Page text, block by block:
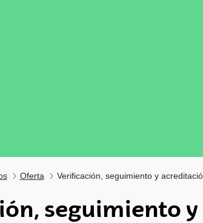
Oferta Verificación, seguimiento y
seguimiento